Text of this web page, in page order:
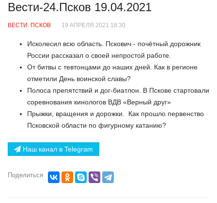
Вести-24.Псков 19.04.2021
ВЕСТИ. ПСКОВ 19 АПРЕЛЯ 2021 18:30
Исколесил всю область. Пскович - почётный дорожник
России рассказал о своей непростой работе.
От битвы с тевтонцами до наших дней. Как в регионе
отметили День воинской славы?
Полоса препятствий и дог-биатлон. В Пскове стартовали
соревнования кинологов ВДВ «Верный друг»
Прыжки, вращения и дорожки. Как прошло первенство
Псковской области по фигурному катанию?
Наш канал в Telegram
Поделиться